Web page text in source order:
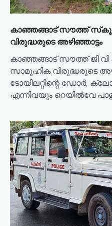
കാഞ്ഞങ്ങാട് സൗത്ത്
വിരുദ്ധരുടെ അഴിഞ്ഞാട്ടം
കാഞ്ഞങ്ങാട് സൗത്ത് ജി
സാമൂഹിക വിരുദ്ധരുടെ
ടോയിലറ്റിന്റെ ഡോർ,
എന്നിവയും റെയിൽവേ